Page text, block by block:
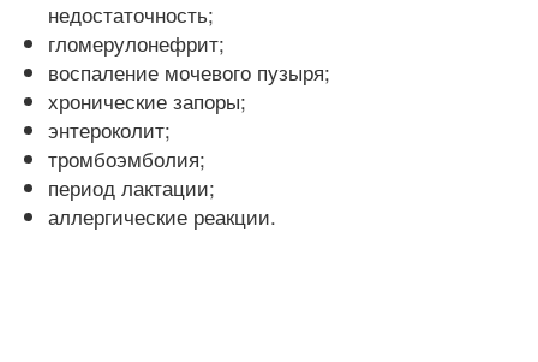
недостаточность;
гломерулонефрит;
воспаление мочевого пузыря;
хронические запоры;
энтероколит;
тромбоэмболия;
период лактации;
аллергические реакции.